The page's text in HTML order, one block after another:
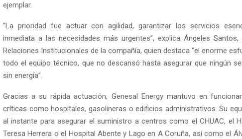
ejemplar.
“La prioridad fue actuar con agilidad, garantizar los servicios
inmediata a las necesidades más urgentes”, explica Ángeles
Relaciones Institucionales de la compañía, quien destaca “el enorme
todo el equipo técnico, que no descansó hasta asegurar que ningún
sin energía”.
Gracias a su rápida actuación, Genesal Energy mantuvo en
críticas como hospitales, gasolineras o edificios administrativos. Su
al instante para asegurar el suministro a centros como el CHUAC, el
Teresa Herrera o el Hospital Abente y Lago en A Coruña, así como el